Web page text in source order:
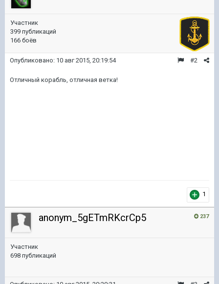
Участник
399 публикаций
166 боёв
#2
Опубликовано: 10 авг 2015, 20:19:54
Отличный корабль, отличная ветка!
1
237
anonym_5gETmRKcrCp5
Участник
698 публикаций